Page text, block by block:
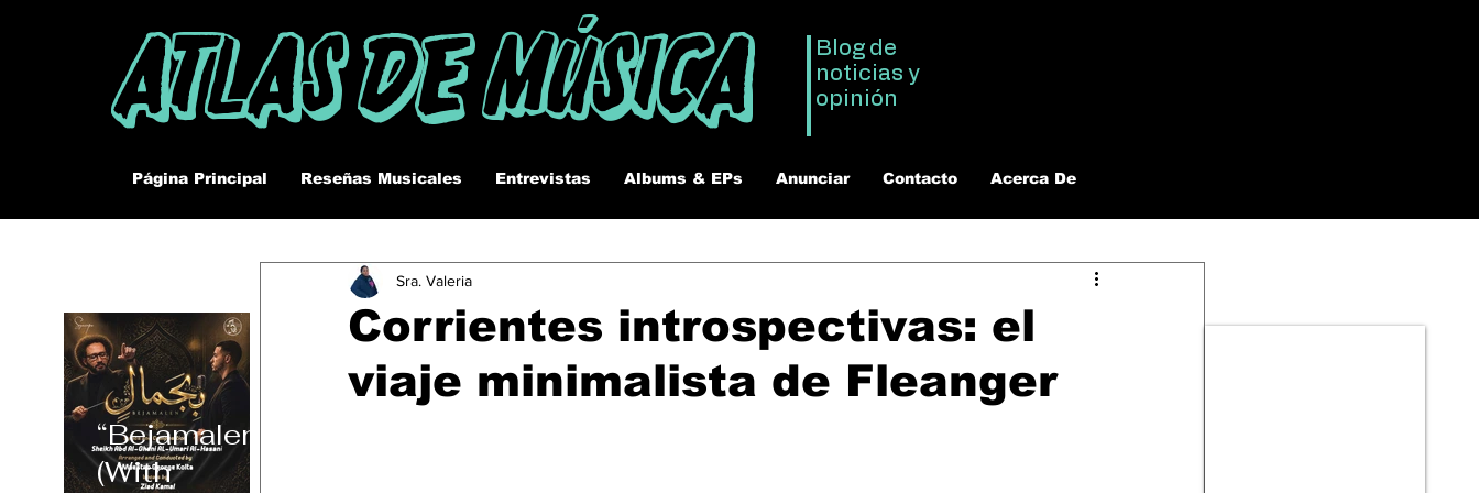
Atlas De Música
Blog de
noticias y
opinión
Página Principal Reseñas Musicales Entrevistas Albums & EPs Anunciar Contacto Acerca De
“Bejamalen”
(With
Corrientes introspectivas: el
viaje minimalista de Fleanger
Sra. Valeria